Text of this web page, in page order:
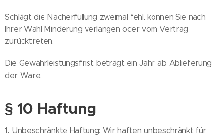
Schlägt die Nacherfüllung zweimal fehl, können Sie nach
Ihrer Wahl Minderung verlangen oder vom Vertrag
zurücktreten.
Die Gewährleistungsfrist beträgt ein Jahr ab Ablieferung
der Ware.
§ 10 Haftung
1. Unbeschränkte Haftung: Wir haften unbeschränkt für